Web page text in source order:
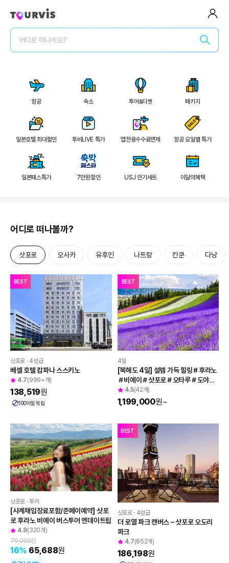
어디로 떠나세요?
항공 숙소 투어&티켓 패키지
일본호텔 최대할인 투비LIVE 특가 앱전용수수료면제 항공 요일별 특가
일본패스특가 7만원할인 USJ 인기세트 이달의혜택
어디로 떠나볼까?
삿포로 오사카 유후인 나트랑 칸쿤 다낭
BEST
삿포로 · 4성급
베셀 호텔 캄파나 스스키노
4.7(999+개)
138,519원
100마일 적립
BEST
4일
[북해도 4일] 설렘 가득 힐링＃후라노
＃비에이＃삿포로＃오타루＃도야＃
노보리베츠＃천연온천
4.5(42개)
1,199,000원~
삿포로 · 투어
[사계채입장료포함/준페이예약] 삿포
로 후라노 비에이 버스투어 엔데이트립
4.9(320개)
79,000원
16% 65,688원
BEST
삿포로 · 4성급
더 로열 파크 캔버스 – 삿포로 오도리
파크
4.7(852개)
186,198원
전체메뉴
로그인/회원가입
투어&티켓
여행가이드
숙박세일 최대 7만원
숙박세일 페스타
전세계 리조트 특가
럭셔리 셀렉트
일본 다이렉트
도움이 필요하신가요?
공지사항
고객센터